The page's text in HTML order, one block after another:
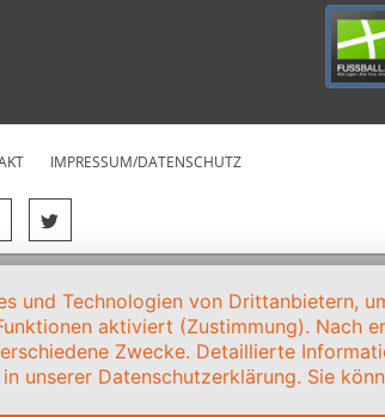
IMPRESSUM/DATENSCHUTZ
und Technologien von Drittanbietern,
aktiviert (Zustimmung).
Zwecke. Detaillierte
unserer Datenschutzerklärung. Sie